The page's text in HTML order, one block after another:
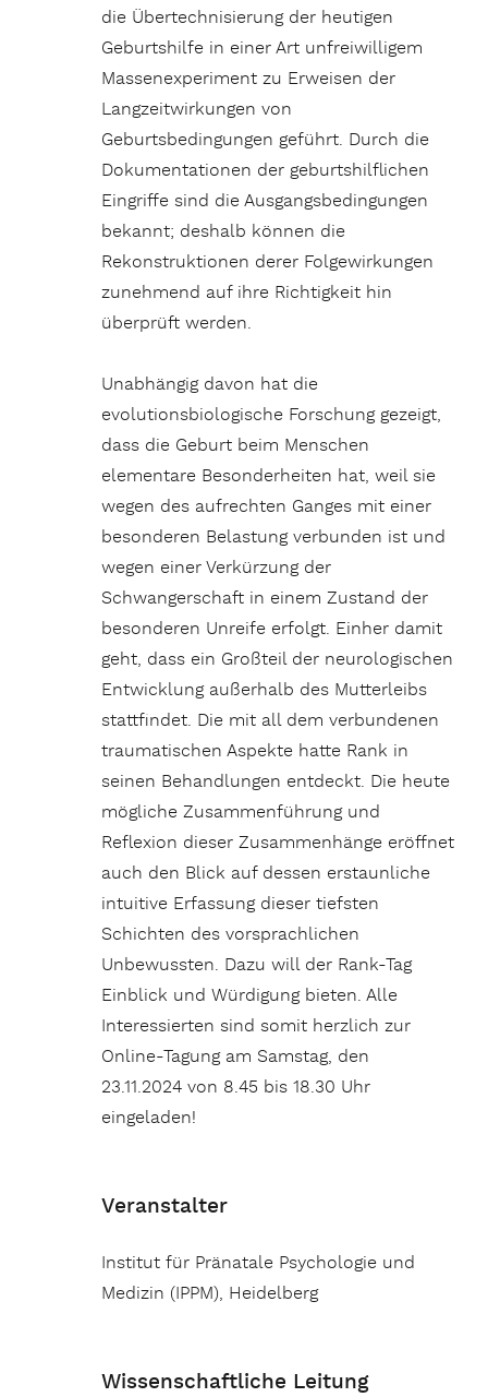
die Übertechnisierung der heutigen
Geburtshilfe in einer Art unfreiwilligem
Massenexperiment zu Erweisen der
Langzeitwirkungen von
Geburtsbedingungen geführt. Durch die
Dokumentationen der geburtshilflichen
Eingriffe sind die Ausgangsbedingungen
bekannt; deshalb können die
Rekonstruktionen derer Folgewirkungen
zunehmend auf ihre Richtigkeit hin
überprüft werden.
Unabhängig davon hat die
evolutionsbiologische Forschung gezeigt,
dass die Geburt beim Menschen
elementare Besonderheiten hat, weil sie
wegen des aufrechten Ganges mit einer
besonderen Belastung verbunden ist und
wegen einer Verkürzung der
Schwangerschaft in einem Zustand der
besonderen Unreife erfolgt. Einher damit
geht, dass ein Großteil der neurologischen
Entwicklung außerhalb des Mutterleibs
stattfindet. Die mit all dem verbundenen
traumatischen Aspekte hatte Rank in
seinen Behandlungen entdeckt. Die heute
mögliche Zusammenführung und
Reflexion dieser Zusammenhänge eröffnet
auch den Blick auf dessen erstaunliche
intuitive Erfassung dieser tiefsten
Schichten des vorsprachlichen
Unbewussten. Dazu will der Rank-Tag
Einblick und Würdigung bieten. Alle
Interessierten sind somit herzlich zur
Online-Tagung am Samstag, den
23.11.2024 von 8.45 bis 18.30 Uhr
eingeladen!
Veranstalter
Institut für Pränatale Psychologie und
Medizin (IPPM), Heidelberg
Wissenschaftliche Leitung